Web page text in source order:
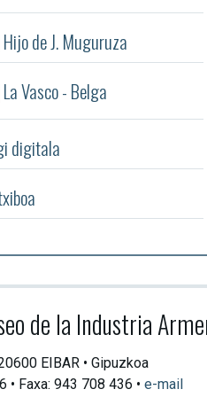
Hijo de J. Muguruza
La Vasco - Belga
digitala
de la Industria
EIBAR • Gipuzkoa
• Faxa: 943 708 436 • e-mail